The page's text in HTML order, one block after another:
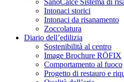
Intonaci storici
Intonaci da risanamento
Zoccolatura
Diario dell’edilizia
Sostenibilità al centro
Image Brochure RÖFIX
Comportamento al fuoco
Progetto di restauro e